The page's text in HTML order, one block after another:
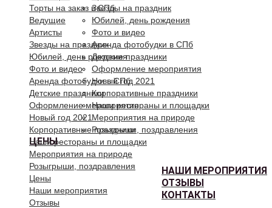
Звезды на праздник
Юбилей, день рождения
Фото и видео
Аренда фотобудки в СПб
Детские праздники
Оформление мероприятия
Новый год 2021
Корпоративные праздники
Наши рестораны и площадки
Мероприятия на природе
Розыгрыши, поздравления
ЦЕНЫ
НАШИ МЕРОПРИЯТИЯ
ОТЗЫВЫ
КОНТАКТЫ
Торты на заказ в СПб
Ведущие
Артисты
Звезды на праздник
Юбилей, день рождения
Фото и видео
Аренда фотобудки в СПб
Детские праздники
Оформление мероприятия
Новый год 2021
Корпоративные праздники
Наши рестораны и площадки
Мероприятия на природе
Розыгрыши, поздравления
Цены
Наши мероприятия
Отзывы